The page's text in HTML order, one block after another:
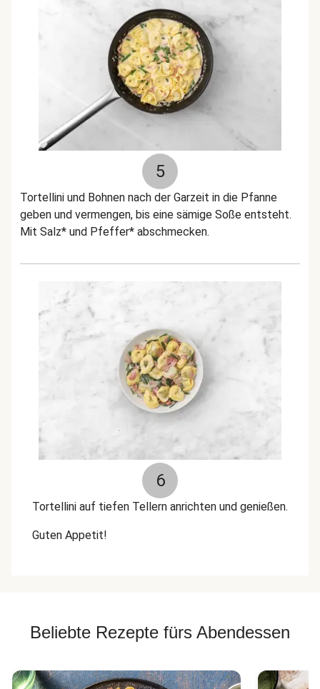
5
Tortellini und Bohnen nach der Garzeit in die Pfanne
geben und vermengen, bis eine sämige Soße entsteht.
Mit Salz* und Pfeffer* abschmecken.
6
Tortellini auf tiefen Tellern anrichten und genießen.
Guten Appetit!
Beliebte Rezepte fürs Abendessen